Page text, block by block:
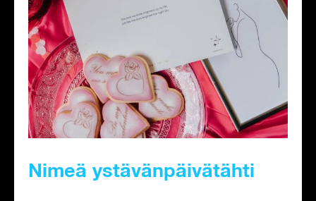
Nimeä ystävänpäivätähti